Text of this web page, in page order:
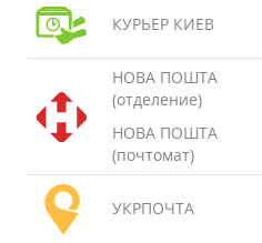
КУРЬЕР КИЕВ
НОВА ПОШТА
(отделение)
НОВА ПОШТА
(почтомат)
УКРПОЧТА